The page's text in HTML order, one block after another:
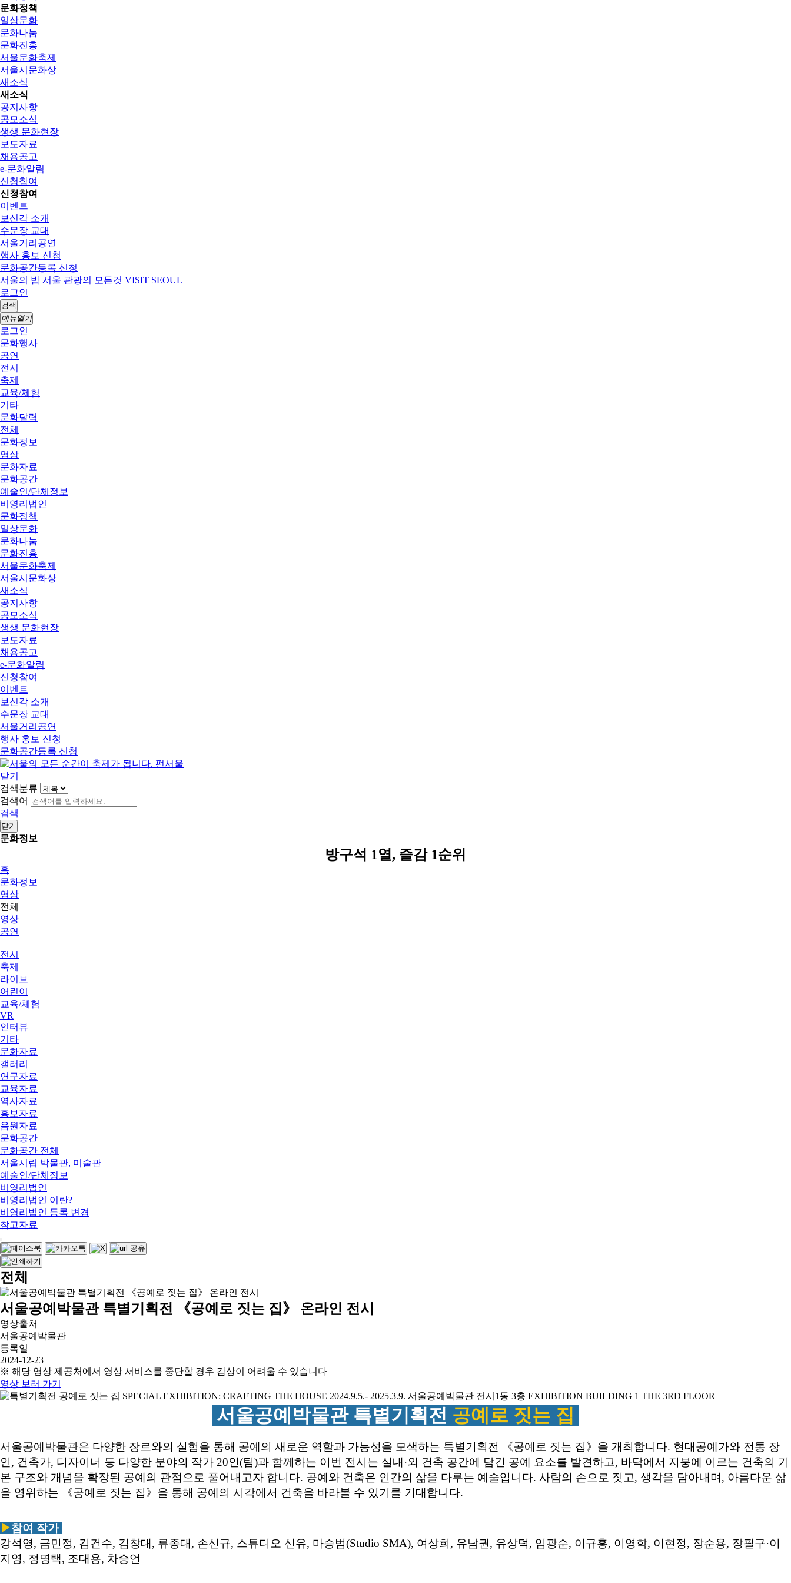
문화정책
일상문화
문화나눔
문화진흥
서울문화축제
서울시문화상
새소식
새소식
공지사항
공모소식
생생 문화현장
보도자료
채용공고
e-문화알림
신청참여
신청참여
이벤트
보신각 소개
수문장 교대
서울거리공연
행사 홍보 신청
문화공간등록 신청
서울의 밤 서울 관광의 모든것 VISIT SEOUL
로그인
검색
메뉴열기
로그인
문화행사
공연
전시
축제
교육/체험
기타
문화달력
전체
문화정보
영상
문화자료
문화공간
예술인/단체정보
비영리법인
문화정책
일상문화
문화나눔
문화진흥
서울문화축제
서울시문화상
새소식
공지사항
공모소식
생생 문화현장
보도자료
채용공고
e-문화알림
신청참여
이벤트
보신각 소개
수문장 교대
서울거리공연
행사 홍보 신청
문화공간등록 신청
닫기
검색분류
검색어
검색
닫기
문화정보
방구석 1열, 즐감 1순위
홈
문화정보
영상
전체
영상
공연
전시
축제
라이브
어린이
교육/체험
VR
인터뷰
기타
문화자료
갤러리
연구자료
교육자료
역사자료
홍보자료
음원자료
문화공간
문화공간 전체
서울시립 박물관, 미술관
예술인/단체정보
비영리법인
비영리법인 이란?
비영리법인 등록 변경
참고자료
전체
서울공예박물관 특별기획전 《공예로 짓는 집》 온라인 전시
영상출처
서울공예박물관
등록일
2024-12-23
※ 해당 영상 제공처에서 영상 서비스를 중단할 경우 감상이 어려울 수 있습니다
영상 보러 가기
서울공예박물관 특별기획전 공예로 짓는 집
서울공예박물관은 다양한 장르와의 실험을 통해 공예의 새로운 역할과 가능성을 모색하는 특별기획전 《공예로 짓는 집》을 개최합니다. 현대공예가와 전통 장
인, 건축가, 디자이너 등 다양한 분야의 작가 20인(팀)과 함께하는 이번 전시는 실내·외 건축 공간에 담긴 공예 요소를 발견하고, 바닥에서 지붕에 이르는 건축의 기
본 구조와 개념을 확장된 공예의 관점으로 풀어내고자 합니다. 공예와 건축은 인간의 삶을 다루는 예술입니다. 사람의 손으로 짓고, 생각을 담아내며, 아름다운 삶
을 영위하는 《공예로 짓는 집》을 통해 공예의 시각에서 건축을 바라볼 수 있기를 기대합니다.
▶참여 작가
강석영, 금민정, 김건수, 김창대, 류종대, 손신규, 스튜디오 신유, 마승범(Studio SMA), 여상희, 유남권, 유상덕, 임광순, 이규홍, 이영학, 이현정, 장순용, 장필구·이
지영, 정명택, 조대용, 차승언